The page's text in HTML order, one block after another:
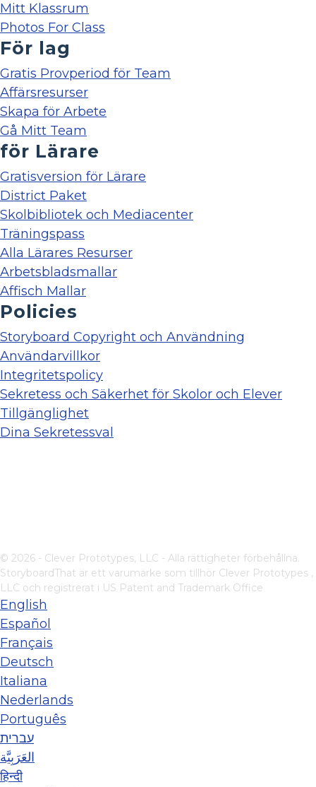
Mitt Klassrum
Photos For Class
För lag
Gratis Provperiod för Team
Affärsresurser
Skapa för Arbete
Gå Mitt Team
för Lärare
Gratisversion för Lärare
District Paket
Skolbibliotek och Mediacenter
Träningspass
Alla Lärares Resurser
Arbetsbladsmallar
Affisch Mallar
Policies
Storyboard Copyright och Användning
Användarvillkor
Integritetspolicy
Sekretess och Säkerhet för Skolor och Elever
Tillgänglighet
Dina Sekretessval
© 2026 - Clever Prototypes, LLC - Alla rättigheter förbehållna.
StoryboardThat är ett varumärke som tillhör Clever Prototypes ,
LLC och registrerat i US Patent and Trademark Office
English
Español
Français
Deutsch
Italiana
Nederlands
Português
עברית
العَرَبِيَّة
हिन्दी